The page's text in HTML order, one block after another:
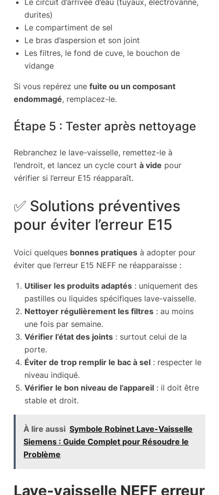
Le circuit d’arrivée d’eau (tuyaux, électrovanne,
durites)
Le compartiment de sel
Le bras d’aspersion et son joint
Les filtres, le fond de cuve, le bouchon de
vidange
Si vous repérez une fuite ou un composant
endommagé, remplacez-le.
Étape 5 : Tester après nettoyage
Rebranchez le lave-vaisselle, remettez-le à
l’endroit, et lancez un cycle court à vide pour
vérifier si l’erreur E15 réapparaît.
✅ Solutions préventives
pour éviter l’erreur E15
Voici quelques bonnes pratiques à adopter pour
éviter que l’erreur E15 NEFF ne réapparaisse :
Utiliser les produits adaptés : uniquement des
pastilles ou liquides spécifiques lave-vaisselle.
Nettoyer régulièrement les filtres : au moins
une fois par semaine.
Vérifier l’état des joints : surtout celui de la
porte.
Éviter de trop remplir le bac à sel : respecter le
niveau indiqué.
Vérifier le bon niveau de l’appareil : il doit être
stable et droit.
À lire aussi Symbole Robinet Lave-Vaisselle
Siemens : Guide Complet pour Résoudre le
Problème
Lave-vaisselle NEFF erreur